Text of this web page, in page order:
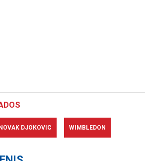
NOVAK DJOKOVIC WIMBLEDON